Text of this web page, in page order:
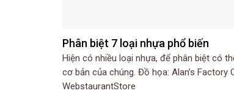
Phân biệt 7 loại nhựa phổ biến
Hiện có nhiều loại nhựa, để phân biệt có
cơ bản của chúng. Đồ họa: Alan’s
WebstaurantStore